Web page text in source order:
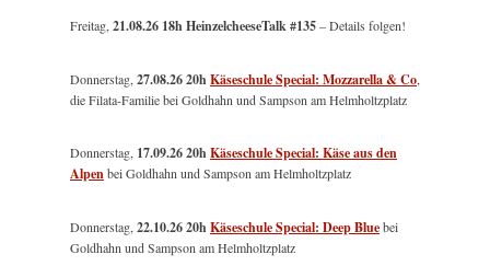
Freitag,21.08.26 18h HeinzelcheeseTalk #135– Details folgen!
Donnerstag,27.08.26 20hKäseschule Special: Mozzarella & Co,
die Filata-Familie bei Goldhahn und Sampson am Helmholtzplatz
Donnerstag, 17.09.26 20hKäseschule Special: Käse aus den
Alpenbei Goldhahn und Sampson am Helmholtzplatz
Donnerstag,22.10.26 20hKäseschule Special: Deep Bluebei
Goldhahn und Sampson am Helmholtzplatz